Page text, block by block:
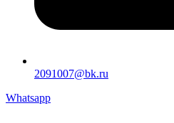
2091007@bk.ru
Whatsapp